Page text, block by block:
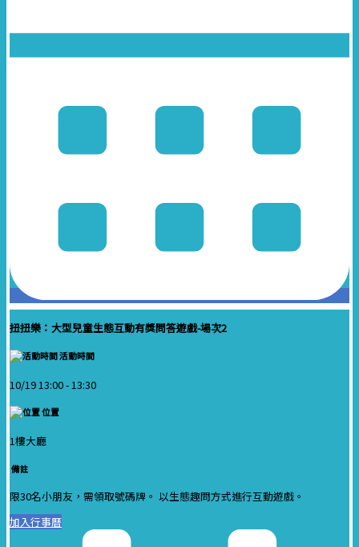
扭扭樂：大型兒童生態互動有獎問答遊戲-場次2
活動時間
10/19 13:00 - 13:30
位置
1樓大廳
備註
限30名小朋友，需領取號碼牌。 以生態趣問方式進行互動遊戲。
加入行事曆